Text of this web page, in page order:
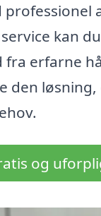
kan
fra erfarne
den
og